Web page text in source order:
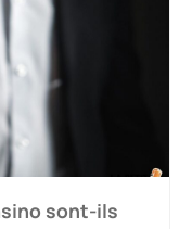
sont-ils